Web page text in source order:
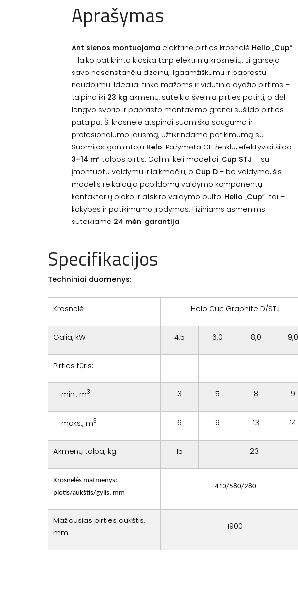
Aprašymas
Ant sienos montuojama elektrinė pirties krosnelė Hello „Cup“
– laiko patikrinta klasika tarp elektrinių krosnelių. Ji garsėja
savo nesenstančiu dizainu, ilgaamžiškumu ir paprastu
naudojimu. Idealiai tinka mažoms ir vidutinio dydžio pirtims –
talpina iki 23 kg akmenų, suteikia švelnią pirties patirtį, o dėl
lengvo svorio ir paprasto montavimo greitai sušildo pirties
patalpą. Ši krosnelė atspindi suomišką saugumo ir
profesionalumo jausmą, užtikrindama patikimumą su
Suomijos gamintoju Helo. Pažymėta CE ženklu, efektyviai šildo
3–14 m³ talpos pirtis. Galimi keli modeliai: Cup STJ – su
įmontuotu valdymu ir laikmačiu, o Cup D – be valdymo, šis
modelis reikalauja papildomų valdymo komponentų:
kontaktorių bloko ir atskiro valdymo pulto. Hello „Cup“ tai –
kokybės ir patikimumo įrodymas. Fiziniams asmenims
suteikiama 24 mėn. garantija.
Specifikacijos
Techniniai duomenys:
Krosnelė Helo Cup Graphite D/STJ
Galia, kW 4,5 6,0 8,0 9,0
Pirties tūris:
- min., m3 3 5 8 9
- maks., m3 6 9 13 14
Akmenų talpa, kg 15 23
Krosnelės matmenys:
plotis/aukštis/gylis, mm
410/580/280
Mažiausias pirties aukštis,
mm
1900